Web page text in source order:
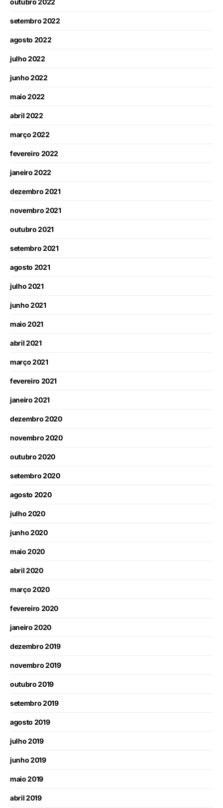
outubro 2022
setembro 2022
agosto 2022
julho 2022
junho 2022
maio 2022
abril 2022
março 2022
fevereiro 2022
janeiro 2022
dezembro 2021
novembro 2021
outubro 2021
setembro 2021
agosto 2021
julho 2021
junho 2021
maio 2021
abril 2021
março 2021
fevereiro 2021
janeiro 2021
dezembro 2020
novembro 2020
outubro 2020
setembro 2020
agosto 2020
julho 2020
junho 2020
maio 2020
abril 2020
março 2020
fevereiro 2020
janeiro 2020
dezembro 2019
novembro 2019
outubro 2019
setembro 2019
agosto 2019
julho 2019
junho 2019
maio 2019
abril 2019